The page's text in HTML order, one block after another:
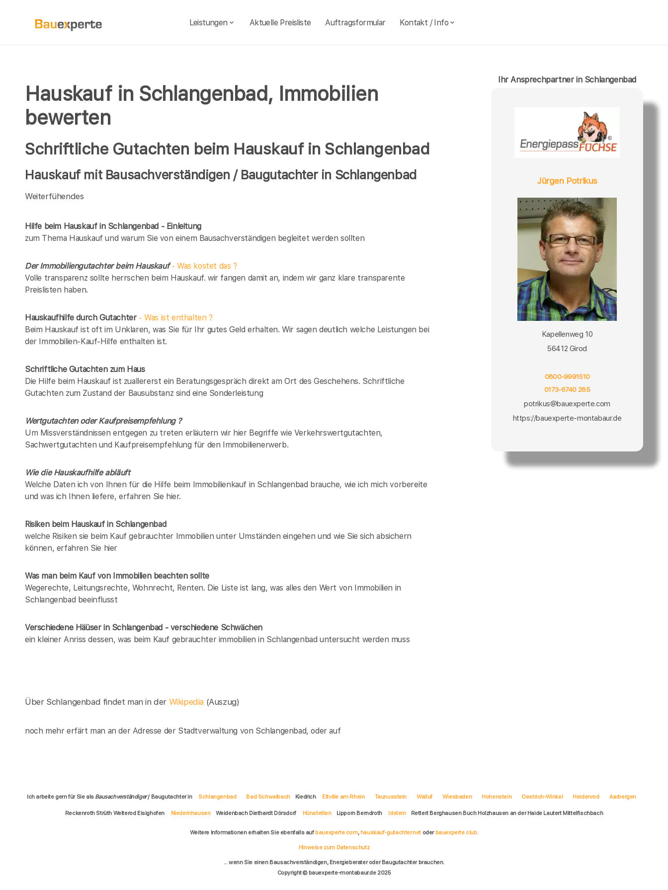
Leistungen Aktuelle Preisliste Auftragsformular Kontakt / Info
Hauskauf in Schlangenbad, Immobilien
bewerten
Schriftliche Gutachten beim Hauskauf in Schlangenbad
Hauskauf mit Bausachverständigen / Baugutachter in Schlangenbad
Weiterfühendes
Hilfe beim Hauskauf in Schlangenbad - Einleitung
zum Thema Hauskauf und warum Sie von einem Bausachverständigen begleitet werden sollten
Der Immobiliengutachter beim Hauskauf- Was kostet das ?
Volle transparenz sollte herrschen beim Hauskauf. wir fangen damit an, indem wir ganz klare transparente
Preislisten haben.
Hauskaufhilfe durch Gutachter- Was ist enthalten ?
Beim Hauskauf ist oft im Unklaren, was Sie für Ihr gutes Geld erhalten. Wir sagen deutlich welche Leistungen bei
der Immobilien-Kauf-Hilfe enthalten ist.
Schriftliche Gutachten zum Haus
Die Hilfe beim Hauskauf ist zuallererst ein Beratungsgespräch direkt am Ort des Geschehens. Schriftliche
Gutachten zum Zustand der Bausubstanz sind eine Sonderleistung
Wertgutachten oder Kaufpreisempfehlung ?
Um Missverständnissen entgegen zu treten erläutern wir hier Begriffe wie Verkehrswertgutachten,
Sachwertgutachten und Kaufpreisempfehlung für den Immobilienerwerb.
Wie die Hauskaufhilfe abläuft
Welche Daten ich von Ihnen für die Hilfe beim Immobilienkauf in Schlangenbad brauche, wie ich mich vorbereite
und was ich Ihnen liefere, erfahren Sie hier.
Risiken beim Hauskaufin Schlangenbad
welche Risiken sie beim Kauf gebrauchter Immobilien unter Umständen eingehen und wie Sie sich absichern
können, erfahren Sie hier
Was man beim Kauf von Immobilien beachten sollte
Wegerechte, Leitungsrechte, Wohnrecht, Renten. Die Liste ist lang, was alles den Wert von Immobilien in
Schlangenbad beeinflusst
Verschiedene Häüser in Schlangenbad - verschiedene Schwächen
ein kleiner Anriss dessen, was beim Kauf gebrauchter immobilien in Schlangenbad untersucht werden muss
Über Schlangenbad findet man in der Wikipedia (Auszug)
noch mehr erfärt man an der Adresse der Stadtverwaltung von Schlangenbad, oder auf
Ihr Ansprechpartner in Schlangenbad
Jürgen Potrikus
Kapellenweg 10
56412 Girod
0800-9991510
0173-6740 285
potrikus@bauexperte.com
https://bauexperte-montabaur.de
Ich arbeite gern für Sie als Bausachverständiger/ Baugutachter in Schlangenbad Bad Schwalbach Kiedrich Eltville am Rhein Taunusstein Walluf Wiesbaden Hohenstein Oestrich-Winkel Heidenrod Aarbergen
Reckenroth Strüth Welterod Eisighofen Niedernhausen Weidenbach Diethardt Dörsdorf Hünstetten Lipporn Berndroth Idstein Rettert Berghausen Buch Holzhausen an der Haide Lautert Mittelfischbach
Weitere Informationen erhalten Sie ebenfalls auf bauexperte.com, hauskauf-gutachter.net oder bauexperte.club.
Hinweise zum Datenschutz
... wenn Sie einen Bausachverständigen, Energieberater oder Baugutachter brauchen.
Copyright © bauexperte-montabaur.de 2025